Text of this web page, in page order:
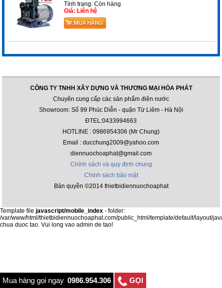
Tình trạng:Còn hàng
Giá: Liên hệ
CÔNG TY TNHH XÂY DỰNG VÀ THƯƠNG MẠI HÒA PHÁT
Chuyên cung cấp các sản phẩm điên nước
Showroom: Số 99 Phúc Diễn - quận Từ Liêm - Hà Nội
ĐTEL:0433994663
HOTLINE : 0986954306 (Mr Chung)
Email : ducchung2009@yahoo.com
diennuochoaphat@gmail.com
Chính sách và quy định chung
Chính sách bảo mật
Bản quyền ©2014 thietbidiennuochoaphat
Mua hàng gọi ngay 0986.954.306 GỌI
Template file javascript/mobile_index - folder:
/var/www/html/thietbidiennuochoaphat.com/public_html/template/default/layout/
chua duoc tao. Vui long vao admin de tao!